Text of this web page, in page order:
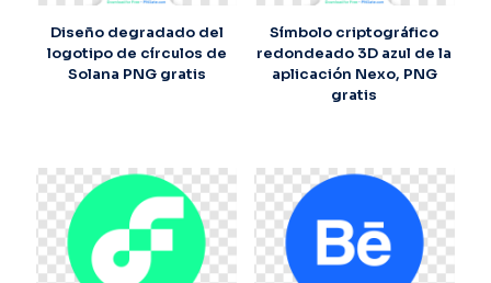
Diseño degradado del
logotipo de círculos de
Solana PNG gratis
Símbolo criptográfico
redondeado 3D azul de la
aplicación Nexo, PNG
gratis